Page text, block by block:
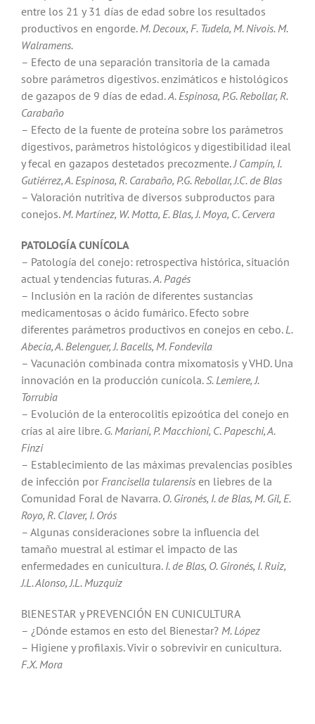
entre los 21 y 31 días de edad sobre los resultados
productivos en engorde. M. Decoux, F. Tudela, M. Nivois. M.
Walramens.
– Efecto de una separación transitoria de la camada
sobre parámetros digestivos. enzimáticos e histológicos
de gazapos de 9 días de edad.A. Espinosa, P.G. Rebollar, R.
Carabaño
– Efecto de la fuente de proteína sobre los parámetros
digestivos, parámetros histológicos y digestibilidad ileal
y fecal en gazapos destetados precozmente. J Campín, I.
Gutiérrez, A. Espinosa, R. Carabaño, P.G. Rebollar, J.C. de Blas
– Valoración nutritiva de diversos subproductos para
conejos. M. Martínez, W. Motta, E. Blas, J. Moya, C. Cervera
PATOLOGÍA CUNÍCOLA
– Patología del conejo: retrospectiva histórica, situación
actual y tendencias futuras.A. Pagés
– Inclusión en la ración de diferentes sustancias
medicamentosas o ácido fumárico. Efecto sobre
diferentes parámetros productivos en conejos en cebo. L.
Abecia, A. Belenguer, J. Bacells, M. Fondevila
– Vacunación combinada contra mixomatosis y VHD. Una
innovación en la producción cunícola.S. Lemiere, J.
Torrubia
– Evolución de la enterocolitis epizoótica del conejo en
crías al aire libre. G. Mariani, P. Macchioni, C. Papeschi, A.
Finzi
– Establecimiento de las máximas prevalencias posibles
de infección por Francisella tularensisen liebres de la
Comunidad Foral de Navarra. O. Gironés, I. de Blas, M. Gil, E.
Royo, R. Claver, I. Orós
– Algunas consideraciones sobre la influencia del
tamaño muestral al estimar el impacto de las
enfermedades en cunicultura. I. de Blas, O. Gironés, I. Ruiz,
J.L. Alonso, J.L. Muzquiz
BlENESTAR y PREVENCIÓN EN CUNICULTURA
– ¿Dónde estamos en esto del Bienestar? M. López
– Higiene y profilaxis. Vivir o sobrevivir en cunicultura.
F.X. Mora